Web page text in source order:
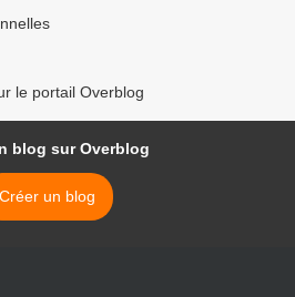
le portail Overblog
blog sur Overblog
Créer un blog